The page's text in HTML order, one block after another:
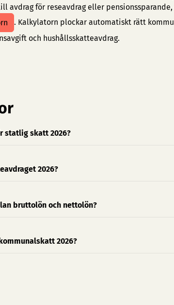
avdrag för reseavdrag eller
. Kalkylatorn plockar automatiskt rätt
och hushållsskatteavdrag.
statlig skatt 2026?
2026?
bruttolön och nettolön?
2026?